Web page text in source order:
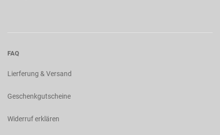
FAQ
Lierferung & Versand
Geschenkgutscheine
Widerruf erklären